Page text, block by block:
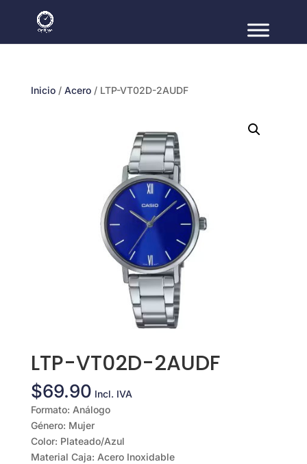
Inicio/ Acero/ LTP-VT02D-2AUDF
LTP-VT02D-2AUDF
$69.90 Incl. IVA
Formato: Análogo
Género: Mujer
Color: Plateado/Azul
Material Caja: Acero Inoxidable